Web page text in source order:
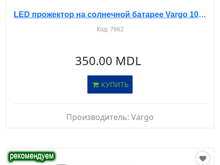
LED прожектор на солнечной батарее Vargo 10W 6500K
Код:7662
350.00 MDL
КУПИТЬ
Производитель: Vargo